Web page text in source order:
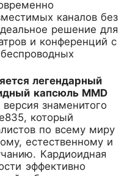
каналов без
решение для
и конференций с
легендарный
капсюль MMD
знаменитого
который
по всему миру
естественному и
Кардиоидная
эффективно